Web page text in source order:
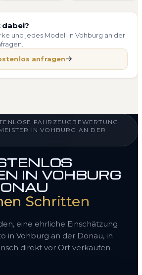
dabei?
und jedes Modell in Vohburg an der
anfragen
FAHRZEUGBEWERTUNG
IN VOHBURG AN DER
IN VOHBURG
Schritten
eine ehrliche Einschätzung
in Vohburg an der Donau, in
direkt vor Ort verkaufen.